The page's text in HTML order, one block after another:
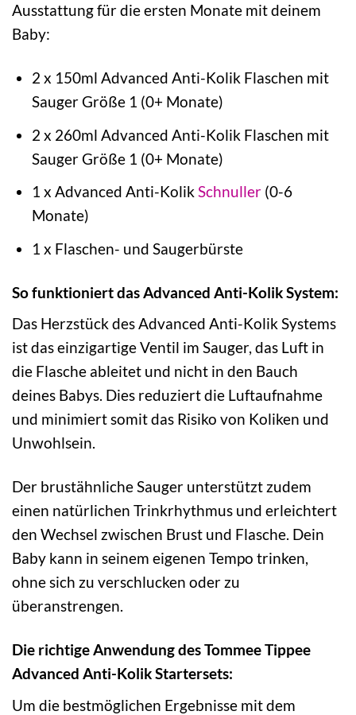
Ausstattung für die ersten Monate mit deinem
Baby:
2 x 150ml Advanced Anti-Kolik Flaschen mit
Sauger Größe 1 (0+ Monate)
2 x 260ml Advanced Anti-Kolik Flaschen mit
Sauger Größe 1 (0+ Monate)
1 x Advanced Anti-KolikSchnuller(0-6
Monate)
1 x Flaschen- und Saugerbürste
So funktioniert das Advanced Anti-Kolik System:
Das Herzstück des Advanced Anti-Kolik Systems
ist das einzigartige Ventil im Sauger, das Luft in
die Flasche ableitet und nicht in den Bauch
deines Babys. Dies reduziert die Luftaufnahme
und minimiert somit das Risiko von Koliken und
Unwohlsein.
Der brustähnliche Sauger unterstützt zudem
einen natürlichen Trinkrhythmus und erleichtert
den Wechsel zwischen Brust und Flasche. Dein
Baby kann in seinem eigenen Tempo trinken,
ohne sich zu verschlucken oder zu
überanstrengen.
Die richtige Anwendung des Tommee Tippee
Advanced Anti-Kolik Startersets:
Um die bestmöglichen Ergebnisse mit dem